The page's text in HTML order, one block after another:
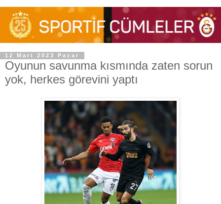
12 Mart 2023 Pazar
Oyunun savunma kısmında zaten sorun
yok, herkes görevini yaptı